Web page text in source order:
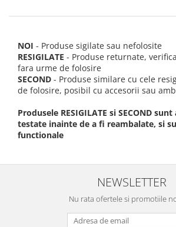
NOI - Produse sigilate sau nefolosite
RESIGILATE - Produse returnate,
fara urme de folosire
SECOND - Produse similare cu cele
de folosire, posibil cu accesorii sau
Produsele RESIGILATE si SECOND
testate inainte de a fi reambalate, si
functionale
NEWSLETTER
Nu rata ofertele si promotiile